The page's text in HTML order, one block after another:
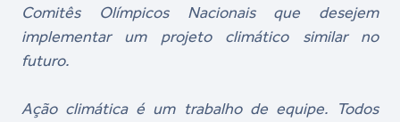
Comitês Olímpicos Nacionais que desejem
implementar um projeto climático similar no
futuro.
Ação climática é um trabalho de equipe. Todos